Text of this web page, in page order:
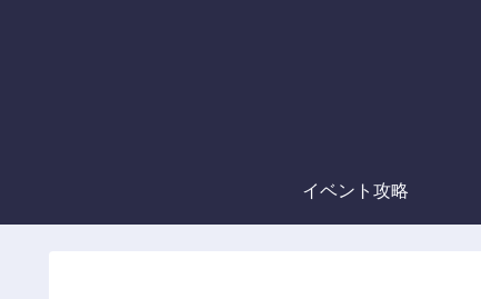
イベント攻略